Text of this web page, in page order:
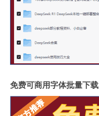
免费可商用字体批量下载